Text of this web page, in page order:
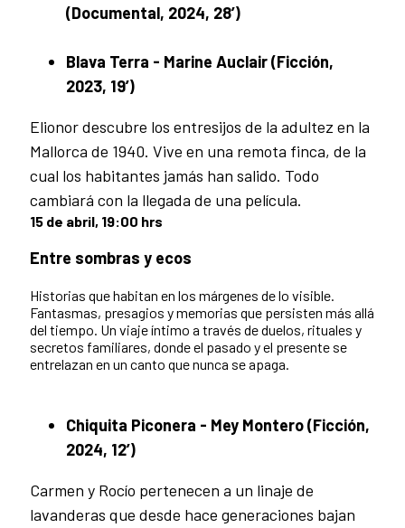
(Documental, 2024, 28’)
Blava Terra - Marine Auclair (Ficción,
2023, 19’)
Elionor descubre los entresijos de la adultez en la
Mallorca de 1940. Vive en una remota finca, de la
cual los habitantes jamás han salido. Todo
cambiará con la llegada de una película.
15 de abril, 19:00 hrs
Entre sombras y ecos
Historias que habitan en los márgenes de lo visible.
Fantasmas, presagios y memorias que persisten más allá
del tiempo. Un viaje íntimo a través de duelos, rituales y
secretos familiares, donde el pasado y el presente se
entrelazan en un canto que nunca se apaga.
Chiquita Piconera - Mey Montero (Ficción,
2024, 12’)
Carmen y Rocío pertenecen a un linaje de
lavanderas que desde hace generaciones bajan